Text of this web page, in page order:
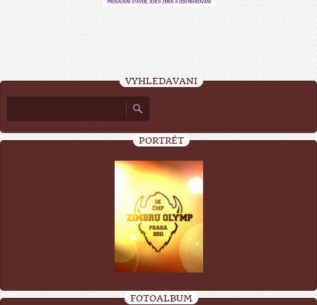
VYHLEDÁVÁNÍ
PORTRÉT
FOTOALBUM